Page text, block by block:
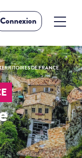
Connexion
DE FRANCE